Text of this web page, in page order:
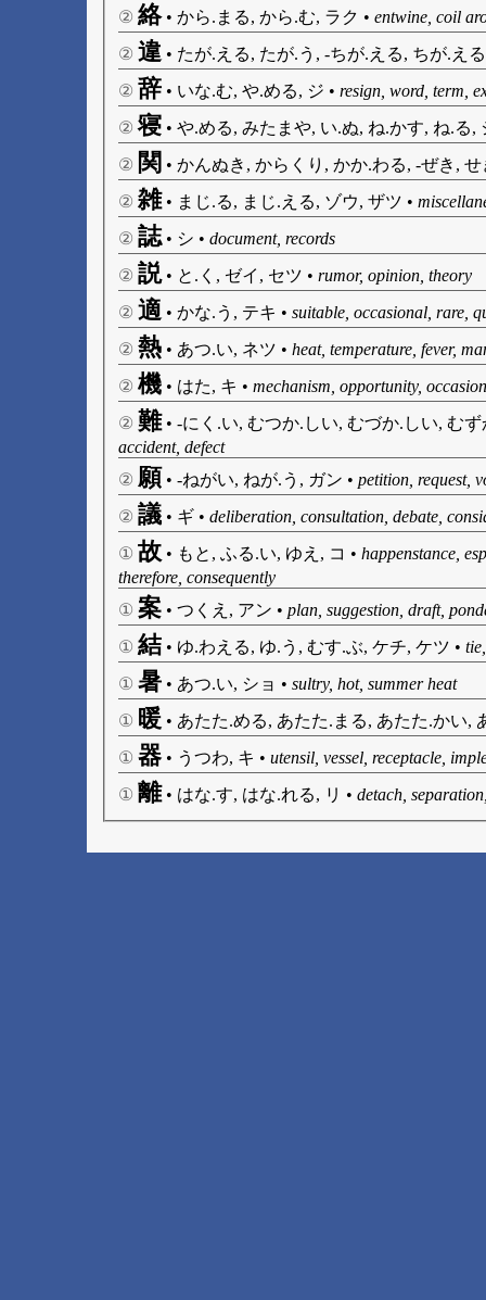
② 絡• から.まる, から.む, ラク • entwine, coil
② 違 • たが.える, たが.う, -ちが.える, ちが.え
② 辞 • いな.む, や.める, ジ • resign, word, term,
② 寝 • や.める, みたまや, い.ぬ, ね.かす, ね.る,
② 関 • かんぬき, からくり, かか.わる, -ぜき, せ
② 雑 • まじ.る, まじ.える, ゾウ, ザツ •
② 誌• シ • document, records
② 説• と.く, ゼイ, セツ • rumor, opinion, theory
② 適 • かな.う, テキ • suitable, occasional, rare,
② 熱 • あつ.い, ネツ • heat, temperature, fever,
② 機 • はた, キ • mechanism, opportunity,
② 難 • -にく.い, むつか.しい, むづか.しい, む
accident, defect
② 願 • -ねがい, ねが.う, ガン • petition, request,
② 議 • ギ • deliberation, consultation, debate,
① 故 • もと, ふる.い, ゆえ, コ • happenstance,
therefore, consequently
① 案 • つくえ, アン • plan, suggestion, draft,
① 結 • ゆ.わえる, ゆ.う, むす.ぶ, ケチ, ケツ •
① 暑 • あつ.い, ショ • sultry, hot, summer heat
① 暖 • あたた.める, あたた.まる, あたた.かい,
① 器 • うつわ, キ • utensil, vessel, receptacle,
① 離 • はな.す, はな.れる, リ • detach,